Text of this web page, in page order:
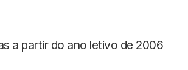
a partir do ano letivo de 2006